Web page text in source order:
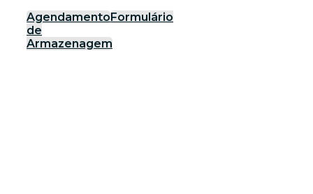
AgendamentoFormulário
de
Armazenagem